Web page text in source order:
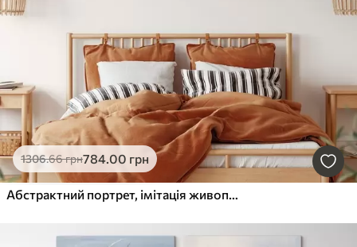
1306.66грн784.00 грн
Абстрактний портрет, імітація живопису